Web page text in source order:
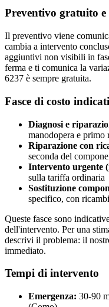
Preventivo gratuito e
Il preventivo viene
cambia a intervento
aggiuntivi non visibili in
ferma e ti comunica la
6237 è sempre gratuita.
Fasce di costo
Diagnosi e
manodopera e primo
Riparazione con
seconda del
Intervento urgente
sulla tariffa ordinaria
Sostituzione
specifico, con
Queste fasce sono
dell'intervento. Per una
descrivi il problema: il
immediato.
Tempi di intervento
Emergenza: 30-90